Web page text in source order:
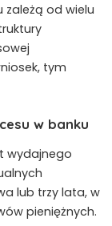
zależą od wielu
tym
w banku
wydajnego
lub trzy lata, w
pieniężnych.